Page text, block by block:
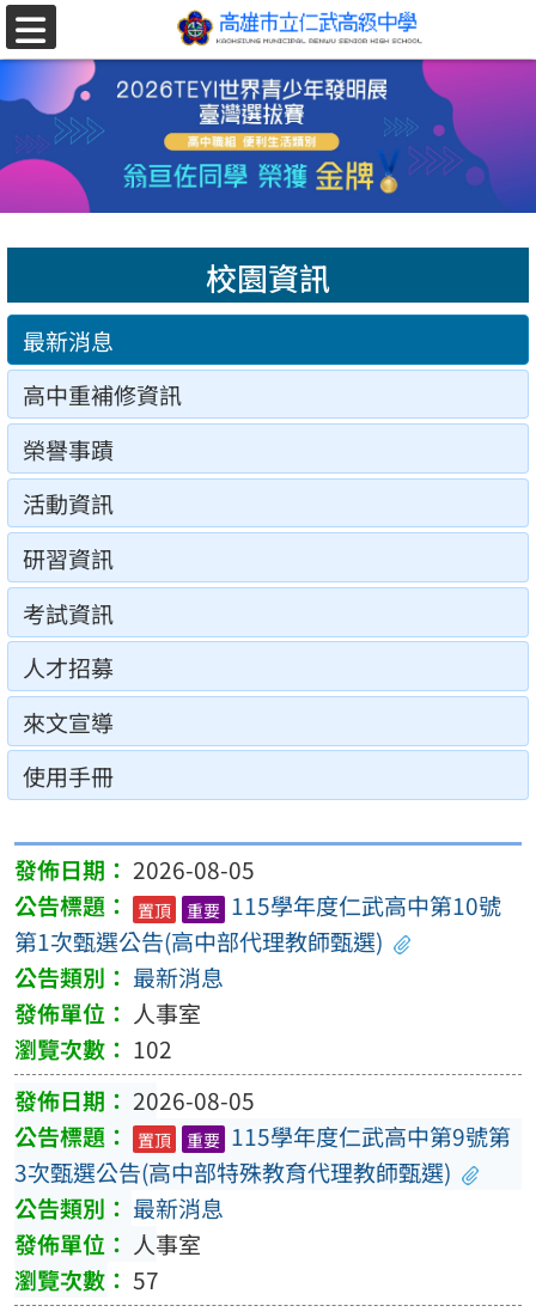
跳至主要內容區
選
單
校園資訊
最新消息
高中重補修資訊
榮譽事蹟
活動資訊
研習資訊
考試資訊
人才招募
來文宣導
使用手冊
2026-08-05
置頂 重要 115學年度仁武高中第10號
第1次甄選公告(高中部代理教師甄選)
最新消息
人事室
102
2026-08-05
置頂 重要 115學年度仁武高中第9號第
3次甄選公告(高中部特殊教育代理教師甄選)
最新消息
人事室
57